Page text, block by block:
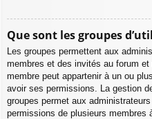
Que sont les groupes
Les groupes permettent aux
membres et des invités au forum
membre peut appartenir à un ou
avoir ses permissions. La gestion
groupes permet aux
permissions de plusieurs membres